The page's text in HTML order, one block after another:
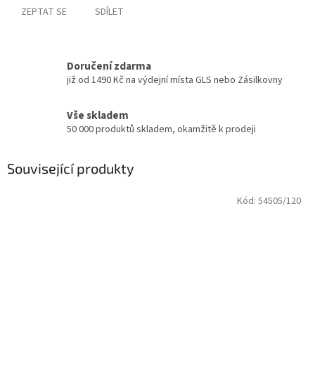
ZEPTAT SE SDÍLET
Doručení zdarma
již od 1490 Kč na výdejní místa GLS nebo Zásilkovny
Vše skladem
50 000 produktů skladem, okamžitě k prodeji
Související produkty
Kód: 54505/120